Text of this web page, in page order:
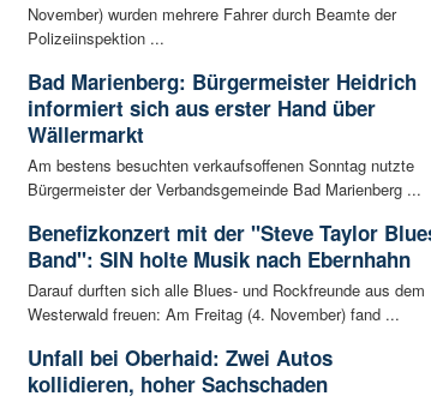
November) wurden mehrere Fahrer durch Beamte der
Polizeiinspektion ...
Bad Marienberg: Bürgermeister Heidrich
informiert sich aus erster Hand über
Wällermarkt
Am bestens besuchten verkaufsoffenen Sonntag nutzte
Bürgermeister der Verbandsgemeinde Bad Marienberg ...
Benefizkonzert mit der "Steve Taylor
Band": SIN holte Musik nach Ebernhahn
Darauf durften sich alle Blues- und Rockfreunde aus dem
Westerwald freuen: Am Freitag (4. November) fand ...
Unfall bei Oberhaid: Zwei Autos
kollidieren, hoher Sachschaden